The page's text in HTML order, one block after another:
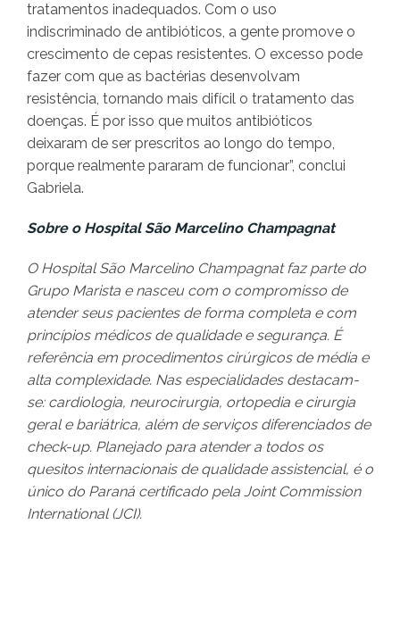
tratamentos inadequados. Com o uso
indiscriminado de antibióticos, a gente promove o
crescimento de cepas resistentes. O excesso pode
fazer com que as bactérias desenvolvam
resistência, tornando mais difícil o tratamento das
doenças. É por isso que muitos antibióticos
deixaram de ser prescritos ao longo do tempo,
porque realmente pararam de funcionar”, conclui
Gabriela.
Sobre o Hospital São Marcelino Champagnat
O Hospital São Marcelino Champagnat faz parte do
Grupo Marista e nasceu com o compromisso de
atender seus pacientes de forma completa e com
princípios médicos de qualidade e segurança. É
referência em procedimentos cirúrgicos de média e
alta complexidade. Nas especialidades destacam-
se: cardiologia, neurocirurgia, ortopedia e cirurgia
geral e bariátrica, além de serviços diferenciados de
check-up. Planejado para atender a todos os
quesitos internacionais de qualidade assistencial, é o
único do Paraná certificado pela Joint Commission
International (JCI).